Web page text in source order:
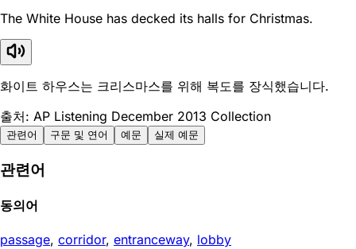
The White House has decked its halls for Christmas.
화이트 하우스는 크리스마스를 위해 복도를 장식했습니다.
출처: AP Listening December 2013 Collection
관련어 구문 및 연어 예문 실제 예문
관련어
동의어
passage, corridor, entranceway, lobby